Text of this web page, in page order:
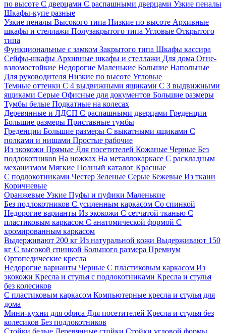
по высоте С дверцами С распашными дверцами Узкие пеналы
Шкафы-купе разные
Узкие пеналы Высокого типа Низкие по высоте Архивные
шкафы и стеллажи Полузакрытого типа Угловые Открытого
типа
Функциональные с замком Закрытого типа Шкафы кассира
Сейфы-шкафы Архивные шкафы и стеллажи Для дома Огне-
взломостойкие Недорогие Маленькие Большие Напольные
Для руководителя Низкие по высоте Угловые
Темные оттенки С 4 выдвижными ящиками С 3 выдвижными
ящиками Серые Офисные для документов Большие размеры
Тумбы белые Подкатные на колесах
Деревянные и ЛДСП С распашными дверцами Греденции
Большие размеры Приставные тумбы
Греденции Большие размеры С выкатными ящиками С
полками и нишами Простые рабочие
Из экокожи Прямые Для посетителей Кожаные Черные Без
подлокотников На ножках На металлокаркасе С раскладным
механизмом Мягкие Полный каталог Красные
С подлокотниками Честер Зеленые Серые Бежевые Из ткани
Коричневые
Оранжевые Узкие Пуфы и пуфики Маленькие
Без подлокотников С усиленным каркасом Со спинкой
Недорогие варианты Из экокожи С сетчатой тканью С
пластиковым каркасом С анатомической формой С
хромированным каркасом
Выдерживают 200 кг Из натуральной кожи Выдерживают 150
кг С высокой спинкой Большого размера Премиум
Ортопедические кресла
Недорогие варианты Черные С пластиковым каркасом Из
экокожи Кресла и стулья с подлокотниками Кресла и стулья
без колесиков
С пластиковым каркасом Компьютерные кресла и стулья для
дома
Мини-кухни для офиса Для посетителей Кресла и стулья без
колесиков Без подлокотников
Стойки белые Деревянные стойки Стойки угловой формы